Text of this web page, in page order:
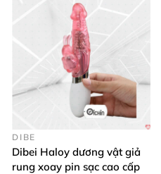
DIBE
Dibei Haloy dương vật giả
rung xoay pin sạc cao cấp